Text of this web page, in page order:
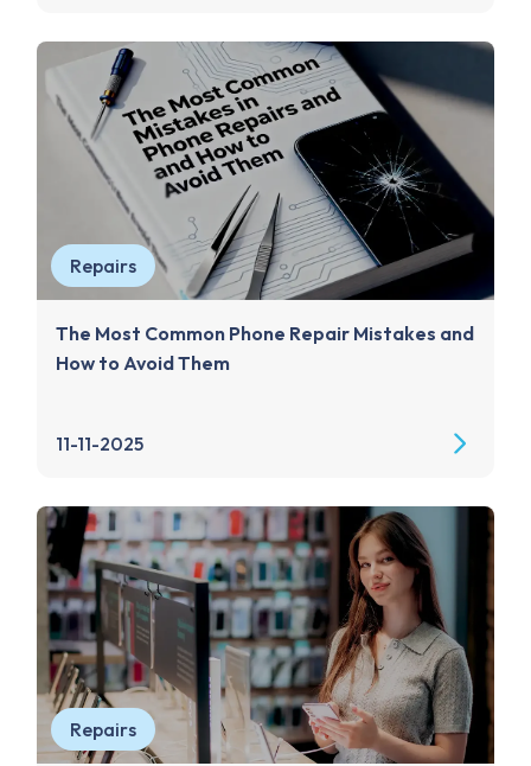
Repairs
The Most Common Phone Repair Mistakes and
How to Avoid Them
11-11-2025
Repairs